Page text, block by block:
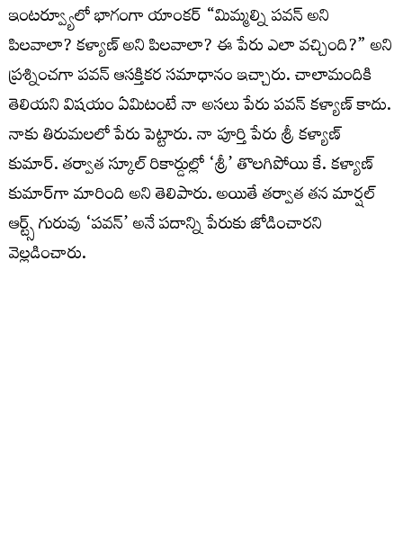
ఇంటర్వ్యూలో భాగంగా యాంకర్ “మిమ్మల్ని పవన్ అని
పిలవాలా? కళ్యాణ్ అని పిలవాలా? ఈ పేరు ఎలా వచ్చింది?” అని
ప్రశ్నించగా పవన్ ఆసక్తికర సమాధానం ఇచ్చారు. చాలామందికి
తెలియని విషయం ఏమిటంటే నా అసలు పేరు పవన్ కళ్యాణ్ కాదు.
నాకు తిరుమలలో పేరు పెట్టారు. నా పూర్తి పేరు శ్రీ కళ్యాణ్
కుమార్. తర్వాత స్కూల్ రికార్డుల్లో ‘శ్రీ’ తొలగిపోయి కే. కళ్యాణ్
కుమార్‌గా మారింది అని తెలిపారు. అయితే తర్వాత తన మార్షల్
ఆర్ట్స్ గురువు ‘పవన్’ అనే పదాన్ని పేరుకు జోడించారని
వెల్లడించారు.